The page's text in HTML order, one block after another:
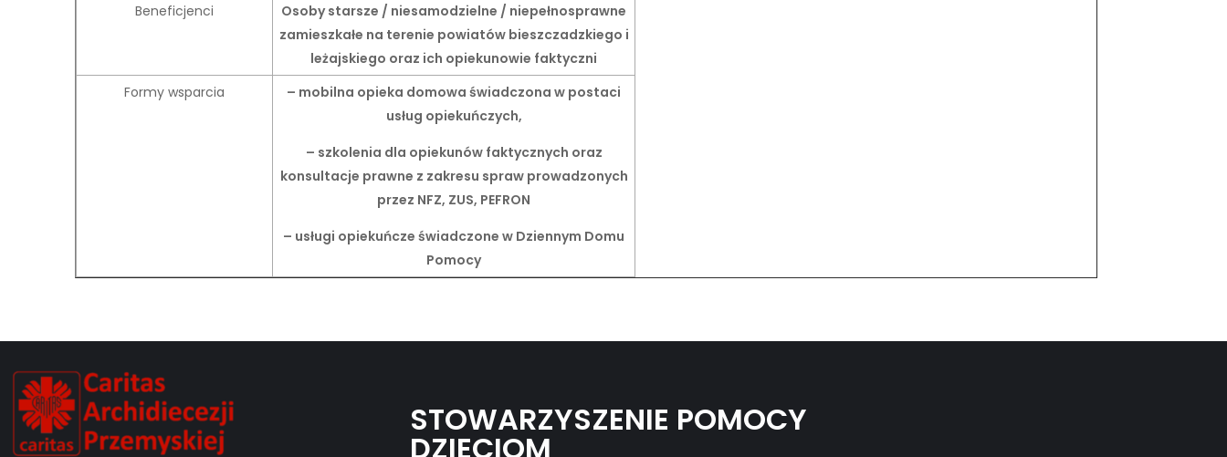
Beneficjenci
Osoby starsze / niesamodzielne / niepełnosprawne
zamieszkałe na terenie powiatów bieszczadzkiego i
leżajskiego oraz ich opiekunowie faktyczni
Formy wsparcia
– mobilna opieka domowa świadczona w postaci
usług opiekuńczych,
– szkolenia dla opiekunów faktycznych oraz
konsultacje prawne z zakresu spraw prowadzonych
przez NFZ, ZUS, PEFRON
– usługi opiekuńcze świadczone w Dziennym Domu
Pomocy
STOWARZYSZENIE POMOCY
DZIECIOM